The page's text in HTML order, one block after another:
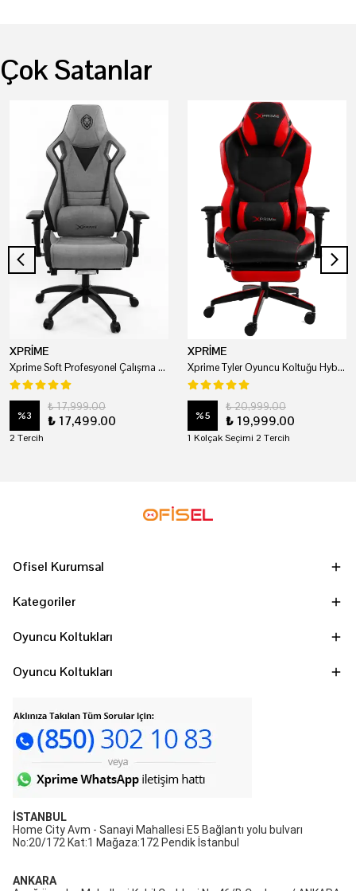
Çok Satanlar
XPRİME
Xprime Soft Profesyonel Çalışma Ve Oyuncu Koltuğu
%3
₺ 17,999.00
₺ 17,499.00
2 Tercih
XPRİME
Xprime Tyler Oyuncu Koltuğu Hybrid Kumaş Kırmızı
%5
₺ 20,999.00
₺ 19,999.00
1 Kolçak Seçimi 2 Tercih
Ofisel Kurumsal
Kategoriler
Oyuncu Koltukları
Oyuncu Koltukları
İSTANBUL
Home City Avm - Sanayi Mahallesi E5 Bağlantı yolu bulvarı
No:20/172 Kat:1 Mağaza:172 Pendik İstanbul
ANKARA